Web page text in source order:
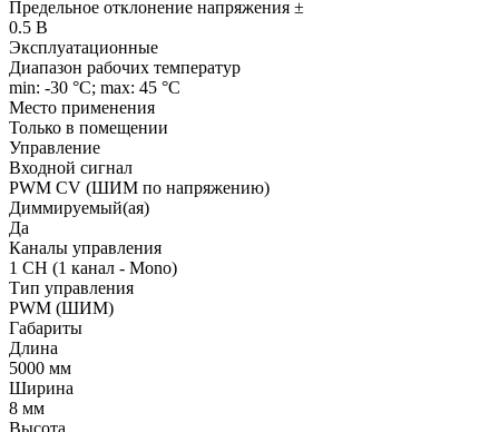
Предельное отклонение напряжения ±
0.5 В
Эксплуатационные
Диапазон рабочих температур
min: -30 °C; max: 45 °C
Место применения
Только в помещении
Управление
Входной сигнал
PWM СV (ШИМ по напряжению)
Диммируемый(ая)
Да
Каналы управления
1 CH (1 канал - Mono)
Тип управления
PWM (ШИМ)
Габариты
Длина
5000 мм
Ширина
8 мм
Высота